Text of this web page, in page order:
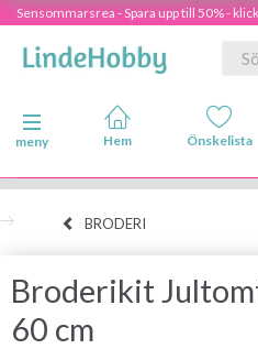
Sensommarsrea - Spara upp till 50% -
Ändra navigering
meny
BRODERI
Broderikit
60 cm